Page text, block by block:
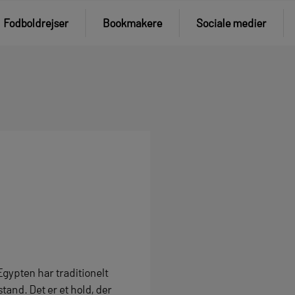
Fodboldrejser Bookmakere Sociale medier
har traditionelt
Det er et hold, der